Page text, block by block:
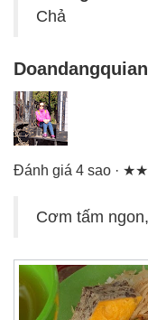
Chả
Doandangquian
Đánh giá 4 sao ·
Cơm tấm